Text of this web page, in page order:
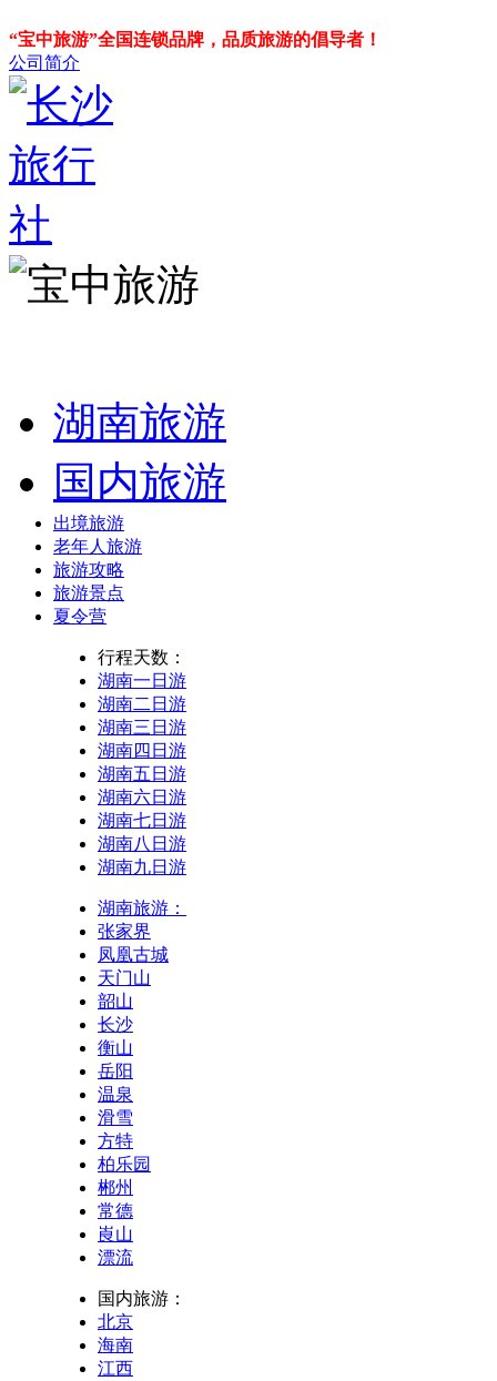
“宝中旅游”全国连锁品牌，品质旅游的倡导者！
公司简介
湖南旅游
国内旅游
出境旅游
老年人旅游
旅游攻略
旅游景点
夏令营
行程天数：
湖南一日游
湖南二日游
湖南三日游
湖南四日游
湖南五日游
湖南六日游
湖南七日游
湖南八日游
湖南九日游
湖南旅游：
张家界
凤凰古城
天门山
韶山
长沙
衡山
岳阳
温泉
滑雪
方特
柏乐园
郴州
常德
崀山
漂流
国内旅游：
北京
海南
江西